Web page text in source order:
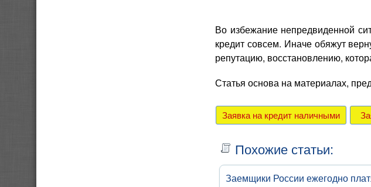
Во избежание непредвиденной
кредит совсем. Иначе обяжут
репутацию, восстановлению,
Статья основа на материалах,
Заявка на кредит наличными
Похожие статьи:
Заемщики России ежегодно